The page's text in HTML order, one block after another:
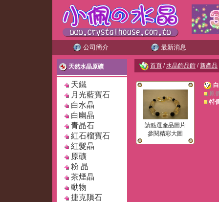
公司簡介 最新消息
天然水晶原礦
天鐵
月光藍寶石
白水晶
白幽晶
青晶石
紅石榴寶石
紅髮晶
原礦
粉 晶
茶煙晶
動物
捷克隕石
首頁 /水晶飾品館 /新產品
請點選產品圖片
參閱精彩大圖
原
特